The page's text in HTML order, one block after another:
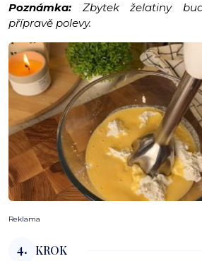
Poznámka: Zbytek želatiny
přípravě polevy.
Reklama
4. KROK